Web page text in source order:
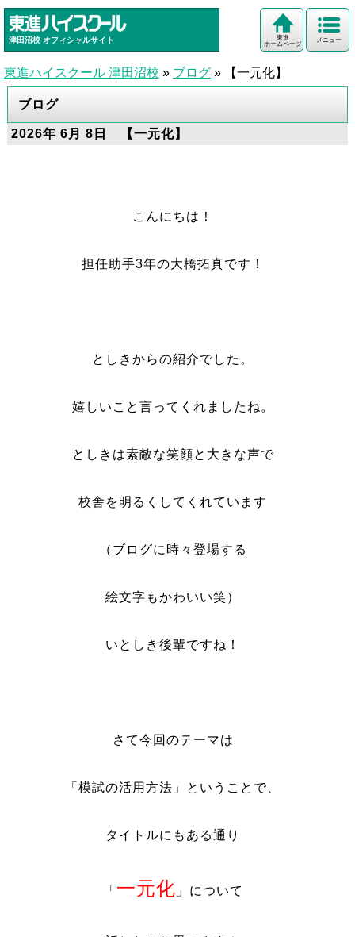
津田沼校 オフィシャルサイト メニュー
東進
ホームページ
東進ハイスクール 津田沼校 » ブログ » 【一元化】
ブログ
2026年 6月 8日 【一元化】
こんにちは！
担任助手3年の大橋拓真です！
としきからの紹介でした。
嬉しいこと言ってくれましたね。
としきは素敵な笑顔と大きな声で
校舎を明るくしてくれています
（ブログに時々登場する
絵文字もかわいい笑）
いとしき後輩ですね！
さて今回のテーマは
「模試の活用方法」ということで、
タイトルにもある通り
「 一元化 」について